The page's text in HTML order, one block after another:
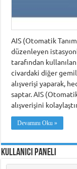
AIS (Otomatik
düzenleyen
tarafından
civardaki diğer
alışverişi yaparak,
saptar. AIS
alışverişini
Devamını Oku »
Kullanıcı Paneli